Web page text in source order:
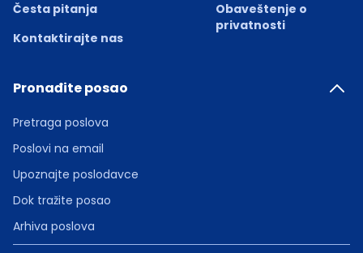
Česta pitanja
Kontaktirajte nas
Obaveštenje o
privatnosti
Pronađite posao
Pretraga poslova
Poslovi na email
Upoznajte poslodavce
Dok tražite posao
Arhiva poslova